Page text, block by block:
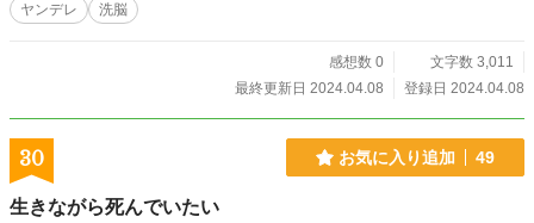
ヤンデレ
洗脳
感想数 0
文字数 3,011
最終更新日 2024.04.08
登録日 2024.04.08
30 お気に入り追加 49
生きながら死んでいたい